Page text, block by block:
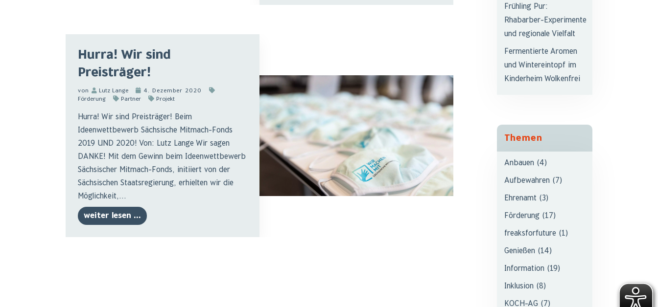
Hurra! Wir sind
Preisträger!
von Lutz Lange
4. Dezember 2020
Förderung
Partner Projekt
Hurra! Wir sind Preisträger! Beim
Ideenwettbewerb Sächsische Mitmach-Fonds
2019 UND 2020! Von: Lutz Lange Wir sagen
DANKE! Mit dem Gewinn beim Ideenwettbewerb
Sächsischer Mitmach-Fonds, initiiert von der
Sächsischen Staatsregierung, erhielten wir die
Möglichkeit,...
weiter lesen ...
Frühling Pur:
Rhabarber-Experimente
und regionale Vielfalt
Fermentierte Aromen
und Wintereintopf im
Kinderheim Wolkenfrei
Themen
Anbauen (4)
Aufbewahren (7)
Ehrenamt (3)
Förderung (17)
freaksforfuture (1)
Genießen (14)
Information (19)
Inklusion (8)
KOCH-AG (7)